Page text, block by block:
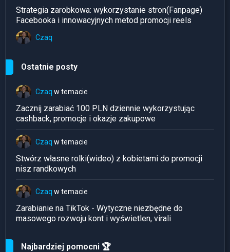
Strategia zarobkowa: wykorzystanie stron(Fanpage)
Facebooka i innowacyjnych metod promocji reels
Czaq
Ostatnie posty
Czaq w temacie
Zacznij zarabiać 100 PLN dziennie wykorzystując
cashback, promocje i okazje zakupowe
Czaq w temacie
Stwórz własne rolki(wideo) z kobietami do promocji
nisz randkowych
Czaq w temacie
Zarabianie na TikTok - Wytyczne niezbędne do
masowego rozwoju kont i wyświetlen, virali
Najbardziej pomocni 🏆